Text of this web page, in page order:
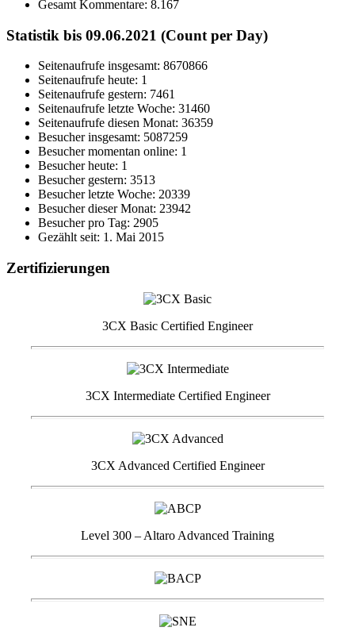
Gesamt Kommentare: 8.167
Statistik bis 09.06.2021 (Count per Day)
Seitenaufrufe insgesamt: 8670866
Seitenaufrufe heute: 1
Seitenaufrufe gestern: 7461
Seitenaufrufe letzte Woche: 31460
Seitenaufrufe diesen Monat: 36359
Besucher insgesamt: 5087259
Besucher momentan online: 1
Besucher heute: 1
Besucher gestern: 3513
Besucher letzte Woche: 20339
Besucher dieser Monat: 23942
Besucher pro Tag: 2905
Gezählt seit: 1. Mai 2015
Zertifizierungen
3CX Basic Certified Engineer
3CX Intermediate Certified Engineer
3CX Advanced Certified Engineer
Level 300 – Altaro Advanced Training